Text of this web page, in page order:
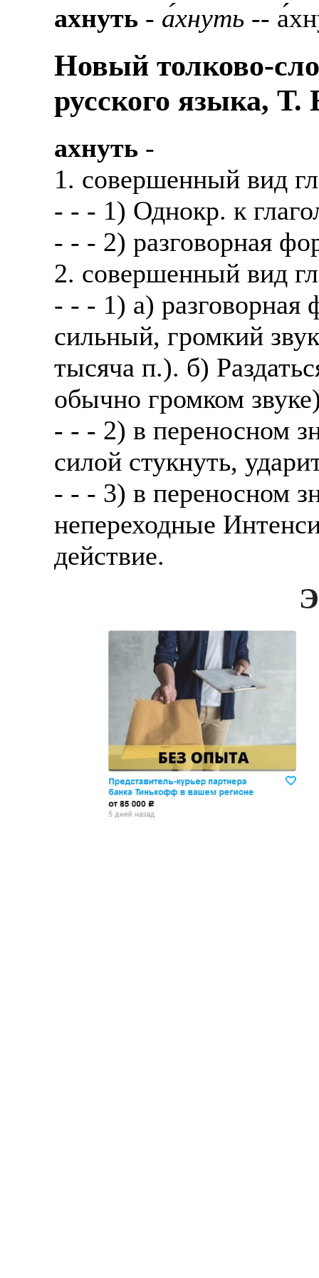
Также смотрите
отправке в другие
А также
рабочий,
стикеровщик.
# работа за границей
# работа за рубежом
# трудоустройство за
# трудоустройство за
В таких банках, как
А также в компаниях:
СДЭК, ПЭК и т.д.
консультирование,
ахнуть - а́хнуть --
Новый толково-
русского языка,
ахнуть -
1. совершенный вид
- - - 1) Однокр. к
- - - 2) разговорная
2. совершенный вид
- - - 1) а) разговорная
сильный, громкий
тысяча п.). б)
обычно громком
- - - 2) в переносном
силой стукнуть,
- - - 3) в переносном
непереходные
действие.